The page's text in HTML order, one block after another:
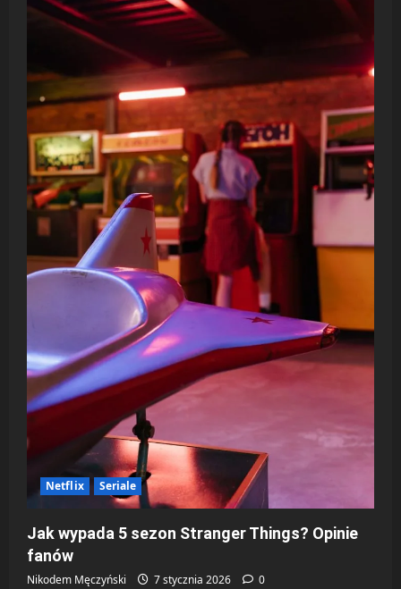
Netflix Seriale
Jak wypada 5 sezon Stranger Things? Opinie
fanów
Nikodem Męczyński 7 stycznia 2026 0